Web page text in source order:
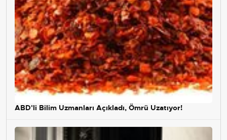
ABD'li Bilim Uzmanları Açıkladı, Ömrü Uzatıyor!